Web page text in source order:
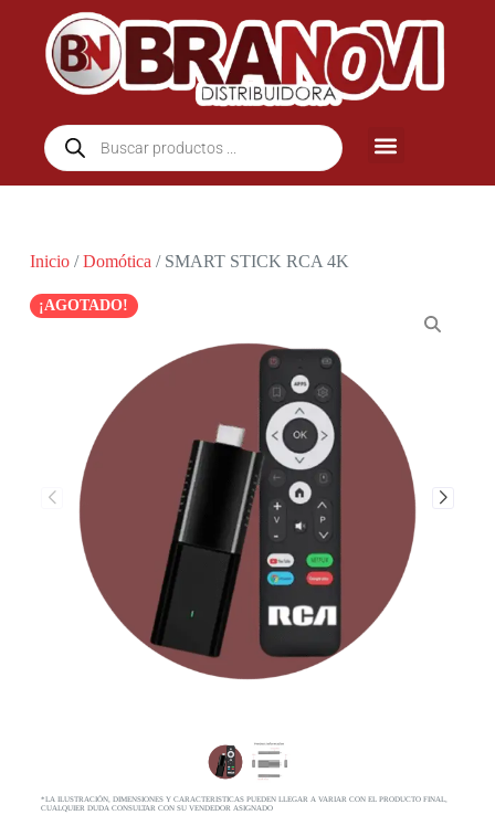
Inicio/Domótica / SMART STICK RCA 4K
¡AGOTADO!
*LA ILUSTRACIÓN, DIMENSIONES Y CARACTERISTICAS PUEDEN LLEGAR A VARIAR CON EL PRODUCTO FINAL,
CUALQUIER DUDA CONSULTAR CON SU VENDEDOR ASIGNADO